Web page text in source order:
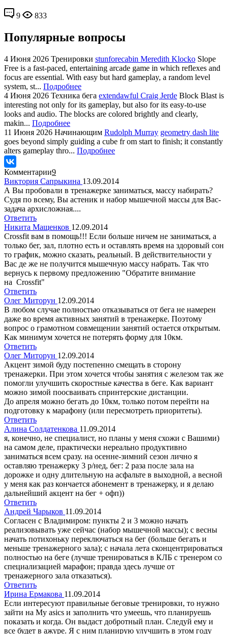
9 833
Популярные вопросы
4 Июня 2026 Тренировки stunforecabin Meredith Klocko Slope
Free is a fast-paced, entertaining arcade game in which reflexes and
focus are essential. With easy but hard gameplay, a random level
system, st... Подробнее
4 Июня 2026 Техника бега extendawful Craig Jerde Block Blast is
interesting not only for its gameplay, but also for its easy-to-use
looks and audio. The blocks are colored brightly and clearly,
makin... Подробнее
11 Июня 2026 Начинающим Rudolph Murray geometry dash lite
goes beyond simply guiding a cube fr om start to finish; it constantly
alters gameplay thro... Подробнее
Комментарии9
Виктория Сапрыкина 13.09.2014
А Вы пробовали в тренажерке заниматься, массу набирать?
Судя по всему, Вы астеник и набор мышечной массы для Вас-
задача архисложная....
Ответить
Никита Мащенков 12.09.2014
Crossfit вам в помощь!!! Если больше ничем не заниматься, а
только бег, зал, плотно есть и оставлять время на здоровый сон
то график, можно сказать, реальный. В действительности у
Вас де же не получится мышечную массу набрать. Так что
вернусь к первому предложению "Обратите внимание
на Crossfit"
Ответить
Олег Миторун 12.09.2014
В любом случае полностью отказываться от бега не намерен
даже во время активных занятий в тренажерке. Поэтому
вопрос о грамотном совмещении занятий остается открытым.
Как минимум хочется не потерять форму для 10км.
Ответить
Олег Миторун 12.09.2014
Акцент зимой буду постепенно смещать в сторону
тренажерки. При этом хочется чтобы занятия с железом так же
помогли улучшить скоростные качества в беге. Как вариант
можно зимой поосваивать спринтерские дистанции.
До апреля можно бегать до 10км, только потом перейти на
подготовку к марафону (или пересмотреть приоритеты).
Ответить
Алина Солдатенкова 11.09.2014
я, конечно, не специалист, но планы у меня схожи с Вашими)
на самом деле, практически нереально продуктивно
заниматься всем сразу. на осенне-зимний сезон лично я
оставляю тренажерку 3 р/нед, бег: 2 раза после зала на
дорожке и одну длительную на асфальте в выходной, а весной
у меня как раз кончается абонемент в тренажерку, и я делаю
дальнейший акцент на бег + офп))
Ответить
Андрей Чарыков 11.09.2014
Согласен с Владимиром: пункты 2 и 3 можно начать
реализовывать уже сейчас (набор мышечной массы); с весны
начать потихоньку переключаться на бег (больше бегать и
меньше тренажерного зала); с начала лета сконцентрироваться
полностью на беге (лучше тренироваться в КЛБ с тренером со
специализацией марафон; правда здесь лучше от
тренажерного зала отказаться).
Ответить
Ирина Ермакова 11.09.2014
Если интересуют правильные беговые тренировки, то нужно
зайти на My asics и заполнить что умеешь, что планируешь
показать и когда. Он выдаст добротный план. Следуй ему и
все будет в ажуре. Я с ним планирую улучшить в этом году